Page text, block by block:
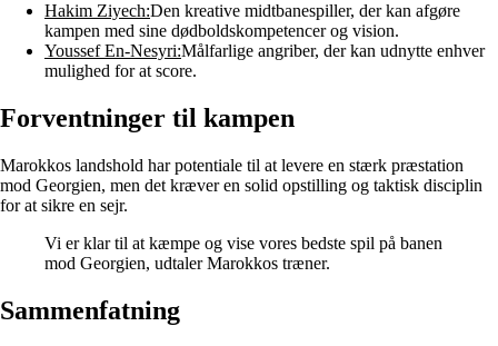
Hakim Ziyech:Den kreative midtbanespiller, der kan afgøre
kampen med sine dødboldskompetencer og vision.
Youssef En-Nesyri:Målfarlige angriber, der kan udnytte enhver
mulighed for at score.
Forventninger til kampen
Marokkos landshold har potentiale til at levere en stærk præstation
mod Georgien, men det kræver en solid opstilling og taktisk disciplin
for at sikre en sejr.
Vi er klar til at kæmpe og vise vores bedste spil på banen
mod Georgien, udtaler Marokkos træner.
Sammenfatning